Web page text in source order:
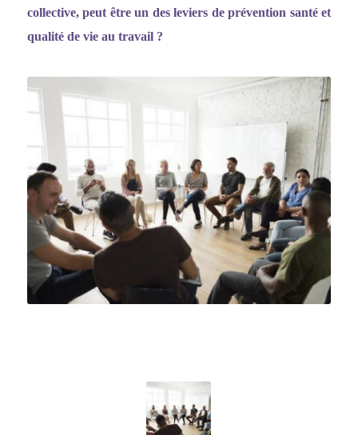
collective, peut être un des leviers de prévention santé et
qualité de vie au travail ?